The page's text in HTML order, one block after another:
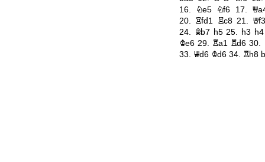
16.
Ne5 Nf6 17.
20. Rfd1 Rc8 21.
24. Bb7 h5 25. h3 h4
Ke6 29. Ra1 Rd6 30.
33. Qd6 Kd6 34. Rh8